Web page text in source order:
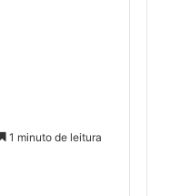
1 minuto de leitura